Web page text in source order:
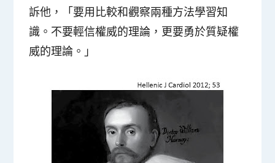
訴他，「要用比較和觀察兩種方法學習知
識。不要輕信權威的理論，更要勇於質疑權
威的理論。」